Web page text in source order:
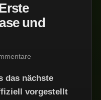
und
das nächste
vorgestellt